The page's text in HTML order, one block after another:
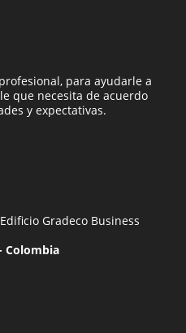
para ayudarle a
que necesita de acuerdo
y expectativas.
Gradeco Business
Colombia